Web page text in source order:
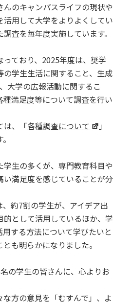
のキャンパスライフの現状や
用して大学をよりよくしてい
査を毎年度実施しています。
ており、2025年度は、奨学
学生生活に関すること、生成
大学の広報活動に関するこ
満足度等について調査を行い
は、「各種調査について
」
生の多くが、専門教育科目や
満足度を感じていることが分
約7割の学生が、アイデア出
として活用しているほか、学
する方法について学びたいと
も明らかになりました。
の学生の皆さんに、心よりお
方の意見を「むすんで」、よ